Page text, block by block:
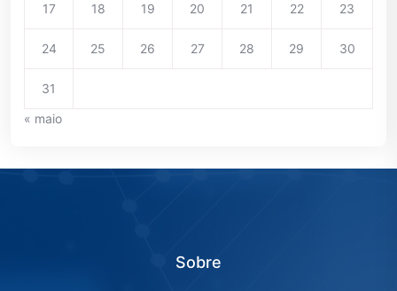
17 18 19 20 21 22 23
24 25 26 27 28 29 30
31
« maio
Sobre